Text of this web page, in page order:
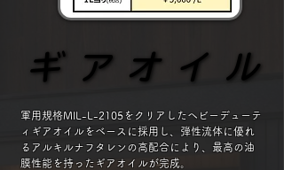
ギアオイル
ギアオイル
軍用規格MIL-L-2105をクリアしたヘビーデューテ
ィギアオイルをベースに採用し、弾性流体に優れ
るアルキルナフタレンの高配合により、最高の油
膜性能を持ったギアオイルが完成。